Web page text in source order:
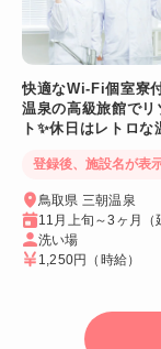
快適なWi-Fi個室寮
温泉の高級旅館でリ
ト✨休日はレトロな
登録後、施設名が表
鳥取県 三朝温泉
11月上旬～3ヶ月（
洗い場
1,250円 （時給）